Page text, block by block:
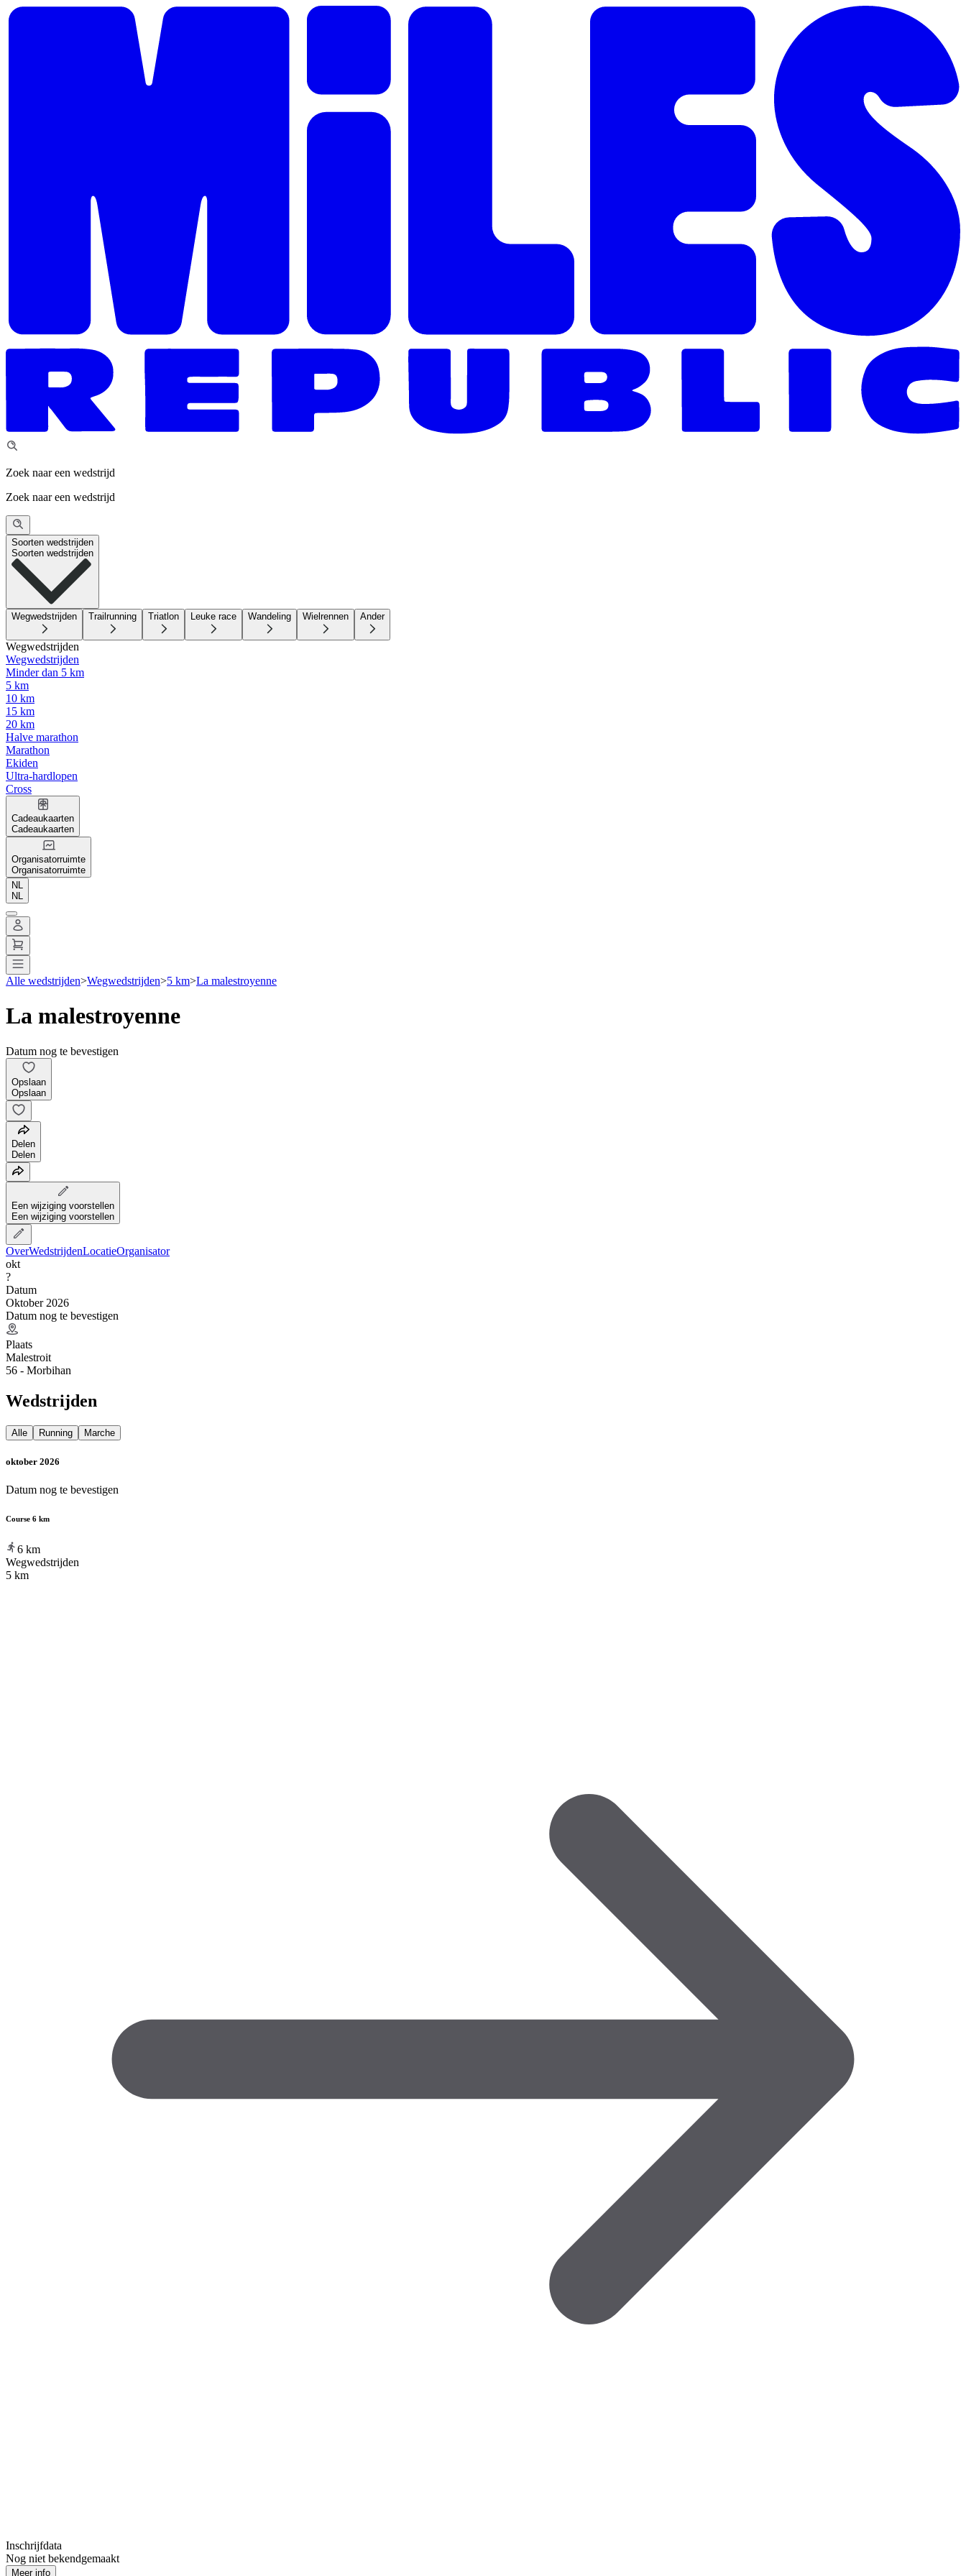
Zoek naar een wedstrijd
Zoek naar een wedstrijd
Soorten wedstrijden
Soorten wedstrijden
Wegwedstrijden Trailrunning Triatlon Leuke race Wandeling Wielrennen Ander
Wegwedstrijden
Wegwedstrijden
Minder dan 5 km
5 km
10 km
15 km
20 km
Halve marathon
Marathon
Ekiden
Ultra-hardlopen
Cross
Cadeaukaarten
Cadeaukaarten
Organisatorruimte
Organisatorruimte
NL
NL
Alle wedstrijden>Wegwedstrijden>5 km>La malestroyenne
La malestroyenne
Datum nog te bevestigen
Opslaan
Opslaan
Delen
Delen
Een wijziging voorstellen
Een wijziging voorstellen
OverWedstrijdenLocatieOrganisator
okt
?
Datum
Oktober 2026
Datum nog te bevestigen
Plaats
Malestroit
56 - Morbihan
Wedstrijden
Alle Running Marche
oktober 2026
Datum nog te bevestigen
Course 6 km
6 km
Wegwedstrijden
5 km
Inschrijfdata
Nog niet bekendgemaakt
Meer info